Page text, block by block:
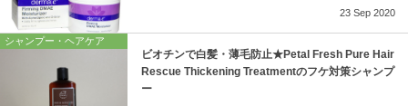
23 Sep 2020
シャンプー・ヘアケア
ビオチンで白髪・薄毛防止★Petal Fresh Pure Hair
Rescue Thickening Treatmentのフケ対策シャンプ
ー